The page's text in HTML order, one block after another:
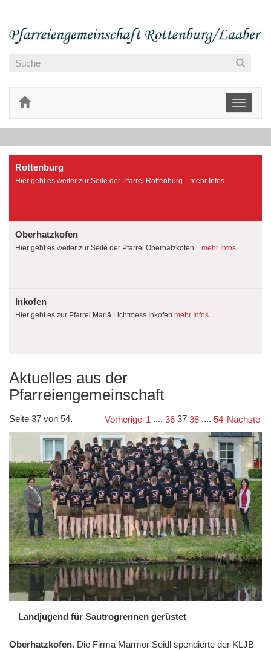
Toggle
Rottenburg
Hier geht es weiter zur Seite der Pfarrei Rottenburg... mehr Infos
Oberhatzkofen
Hier geht es weiter zur Seite der Pfarrei Oberhatzkofen... mehr Infos
Inkofen
Hier geht es zur Pfarrei Mariä Lichtmess Inkofen mehr Infos
Aktuelles aus der
Pfarreiengemeinschaft
Seite 37 von 54. Vorherige 1 .... 36 37 38 .... 54 Nächste
Landjugend für Sautrogrennen gerüstet
Oberhatzkofen. Die Firma Marmor Seidl spendierte der KLJB